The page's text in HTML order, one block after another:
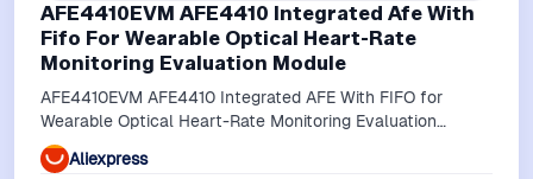
AFE4410EVM AFE4410 Integrated Afe With
Fifo For Wearable Optical Heart-Rate
Monitoring Evaluation Module
AFE4410EVM AFE4410 Integrated AFE With FIFO for
Wearable Optical Heart-Rate Monitoring Evaluation
Module
Aliexpress